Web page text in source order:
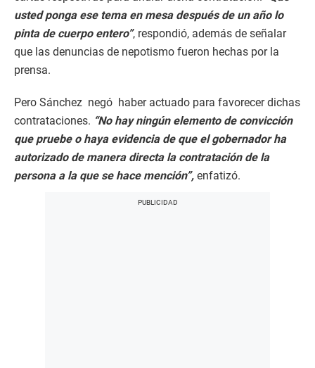
usted ponga ese tema en mesa después de un año lo
pinta de cuerpo entero”, respondió, además de señalar
que las denuncias de nepotismo fueron hechas por la
prensa.
Pero Sánchez negó haber actuado para favorecer dichas
contrataciones. “No hay ningún elemento de convicción
que pruebe o haya evidencia de que el gobernador ha
autorizado de manera directa la contratación de la
persona a la que se hace mención”, enfatizó.